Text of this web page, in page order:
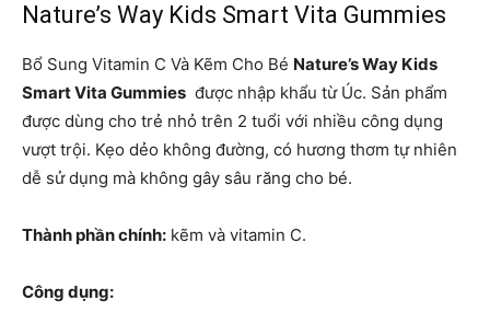
Nature’s Way Kids Smart Vita Gummies
Bổ Sung Vitamin C Và Kẽm Cho Bé Nature’s Way Kids
Smart Vita Gummies được nhập khẩu từ Úc. Sản phẩm
được dùng cho trẻ nhỏ trên 2 tuổi với nhiều công dụng
vượt trội. Kẹo dẻo không đường, có hương thơm tự nhiên
dễ sử dụng mà không gây sâu răng cho bé.
Thành phần chính: kẽm và vitamin C.
Công dụng: